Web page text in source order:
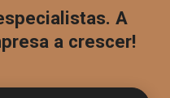
A
a crescer!